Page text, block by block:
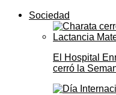
Sociedad
El Hospital
cerró la